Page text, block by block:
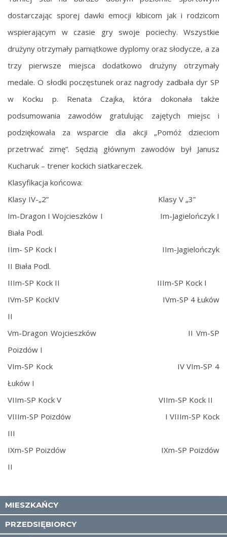
dostarczając sporej dawki emocji kibicom jak i rodzicom
wspierającym w czasie gry swoje pociechy. Wszystkie
drużyny otrzymały pamiątkowe dyplomy oraz słodycze, a za
trzy pierwsze miejsca dodatkowo drużyny otrzymały
medale. O słodki poczęstunek oraz nagrody zadbała dyr SP
w Kocku p. Renata Czajka, która dokonała także
podsumowania zawodów gratulując zajętych miejsc i
podziękowała za wsparcie dla akcji „Pomóż dzieciom
przetrwać zimę”. Sędzią głównym zawodów był Janusz
Kucharuk – trener kockich siatkareczek.
Klasyfikacja końcowa:
Klasy IV-„2” Klasy V „3”
Im-Dragon I Wojcieszków I Im-Jagielończyk I
Biała Podl.
IIm- SP Kock I IIm-Jagielończyk
II Biała Podl.
IIIm-SP Kock II IIIm-SP Kock I
IVm-SP KockIV IVm-SP 4 Łuków
II
Vm-Dragon Wojcieszków II Vm-SP
Poizdów I
VIm-SP Kock IV VIm-SP 4
Łuków I
VIIm-SP Kock V VIIm-SP Kock II
VIIIm-SP Poizdów I VIIIm-SP Kock
III
IXm-SP Poizdów IXm-SP Poizdów
II
MIESZKAŃCY
PRZEDSIĘBIORCY